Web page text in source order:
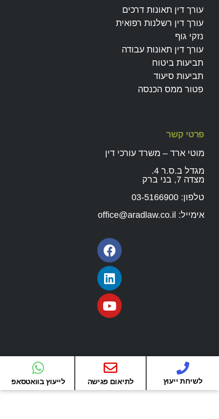
עורך דין תאונות דרכים
עורך דין רשלנות רפואית
נזקי גוף
עורך דין תאונות עבודה
תביעות ביטוח
תביעות סיעוד
פטור ממס הכנסה
פרטי קשר
מוטי ארד – משרד עורכי דין
מגדל ב.ס.ר 4.
מצדה 7, בני ברק
טלפון:03-5166900
אימייל:office@aradlaw.co.il
לשיחת ייעוץ לתיאום פגישה לייעוץ בוואטסאפ